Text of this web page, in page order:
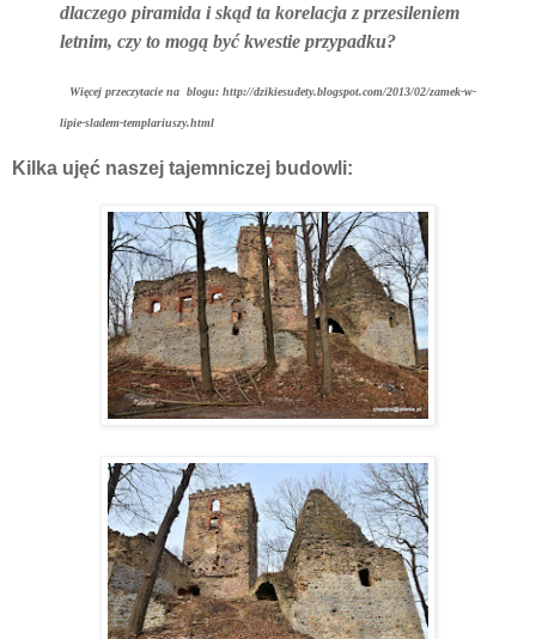
dlaczego piramida i skąd ta korelacja z przesileniem
letnim, czy to mogą być kwestie przypadku?
Więcej przeczytacie na blogu: http://dzikiesudety.blogspot.com/2013/02/zamek-w-
lipie-sladem-templariuszy.html
Kilka ujęć naszej tajemniczej budowli: